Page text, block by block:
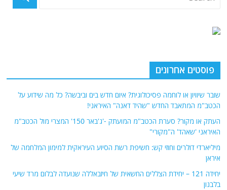
פוסטים אחרונים
שובר שיוויון או לוחמה פסיכולוגית? איום חדש בים וביבשה? כל מה שידוע על
הכטב"מ המתאבד החדש "שהיד דאנה" האיראני!
העתק או מקור? סערת הכטב"מ המועתק -'ג'באר 150' המצרי מול הכטב"מ
האיראני 'שאהד' ה"מקורי"
מיליארדי דולרים וחוזי קש: חשיפת רשת הסיוע העיראקית למימון המלחמה של
איראן
יחידה 121 – יחידת הצללים החשאית של חיזבאללה שנועדה לבלום מרד שיעי
בלבנון